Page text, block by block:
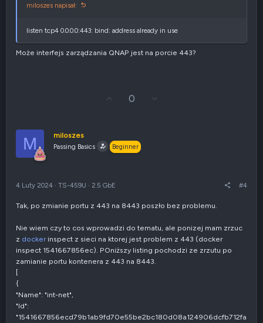
y
e
miloszes napisał:
listen tcp4 0.0.0.0:443: bind: address already in use
Może interfejs zarządzania QNAP jest na porcie 443?
j
w
r
ę
0
e
g
t
y
w
M miloszes
Passing Basics Beginner
4 Luty 2024 · TS-459U · 2.5 GbE #4
Tak, po zmianie portu z 443 na 8443 poszło bez problemu.
Nie wiem czy to cos wprowadzi do tematu, ale ponizej mam zrzuc
z dockerinspect z sieci na ktorej jest problem z 443 (docker
inspect 1541667856ec). POniższy listing pochodzi ze zrzutu po
zamianie portu kontenera z 443 na 8443.
[
{
"Name": "int-net",
"Id":
"1541667856ecd79b1ab9fd70e55be2bc180d08a124906dcfb712fa